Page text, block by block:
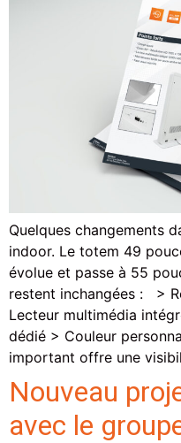
Quelques changements
indoor. Le totem 49
évolue et passe à 55
restent inchangées : >
Lecteur multimédia
dédié > Couleur
important offre une
Nouveau
avec le